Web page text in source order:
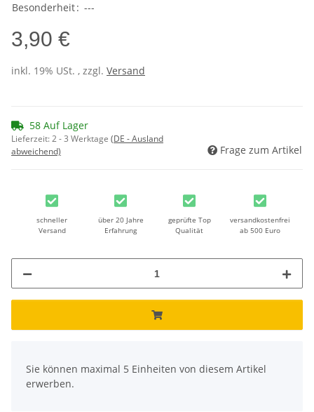
Besonderheit: ---
3,90 €
inkl. 19% USt. , zzgl. Versand
58 Auf Lager
Lieferzeit:2 - 3 Werktage (DE - Ausland
abweichend)
Frage zum Artikel
schneller
Versand
über 20 Jahre
Erfahrung
geprüfte Top
Qualität
versandkostenfrei
ab 500 Euro
Sie können maximal 5 Einheiten von diesem Artikel
erwerben.